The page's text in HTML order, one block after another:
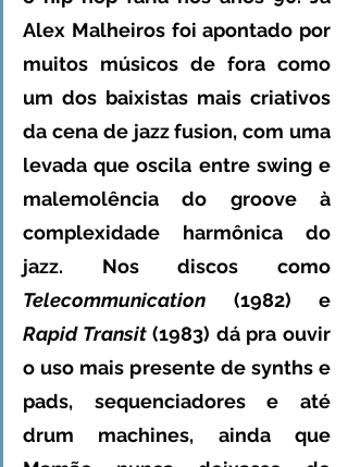
Alex Malheiros foi apontado por
muitos músicos de fora como
um dos baixistas mais criativos
da cena de jazz fusion, com uma
levada que oscila entre swing e
malemolência do groove à
complexidade harmônica do
Telecommunication
Rapid Transit (1983) dá pra ouvir
o uso mais presente de synths e
pads, sequenciadores e até
drum machines, ainda que